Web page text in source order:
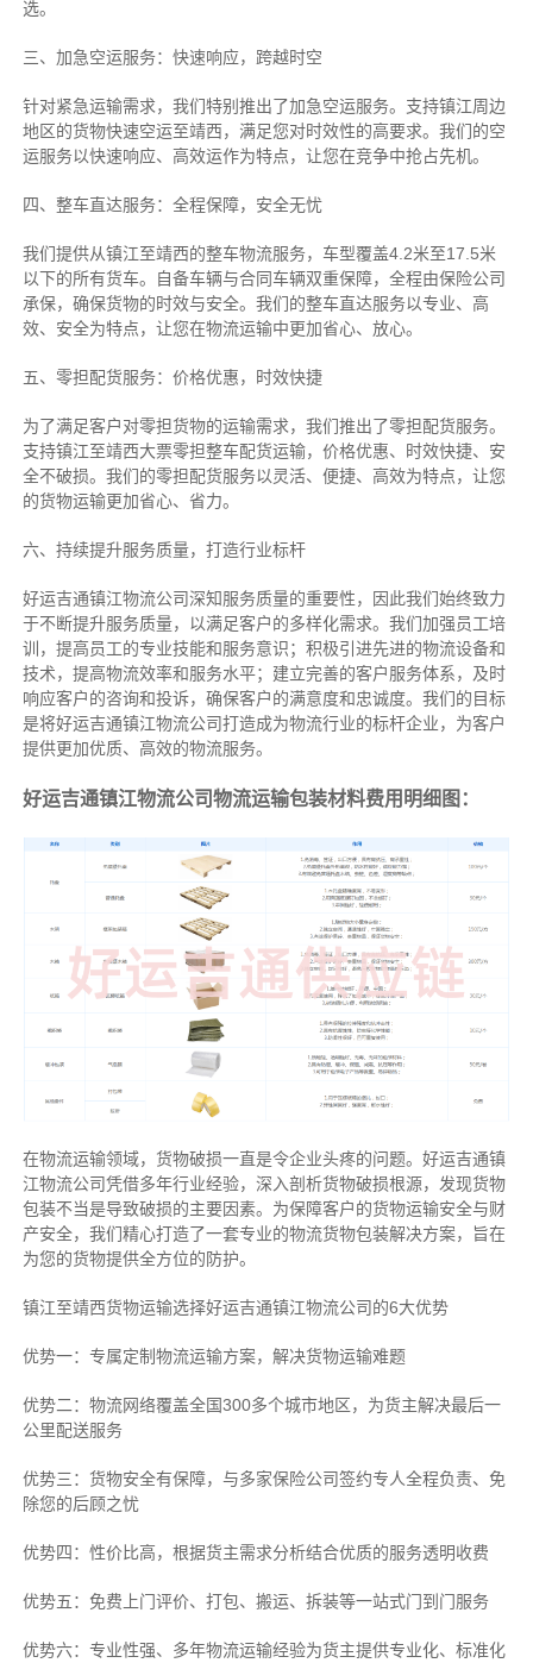
选。
三、加急空运服务：快速响应，跨越时空
针对紧急运输需求，我们特别推出了加急空运服务。支持镇江周边
地区的货物快速空运至靖西，满足您对时效性的高要求。我们的空
运服务以快速响应、高效运作为特点，让您在竞争中抢占先机。
四、整车直达服务：全程保障，安全无忧
我们提供从镇江至靖西的整车物流服务，车型覆盖4.2米至17.5米
以下的所有货车。自备车辆与合同车辆双重保障，全程由保险公司
承保，确保货物的时效与安全。我们的整车直达服务以专业、高
效、安全为特点，让您在物流运输中更加省心、放心。
五、零担配货服务：价格优惠，时效快捷
为了满足客户对零担货物的运输需求，我们推出了零担配货服务。
支持镇江至靖西大票零担整车配货运输，价格优惠、时效快捷、安
全不破损。我们的零担配货服务以灵活、便捷、高效为特点，让您
的货物运输更加省心、省力。
六、持续提升服务质量，打造行业标杆
好运吉通镇江物流公司深知服务质量的重要性，因此我们始终致力
于不断提升服务质量，以满足客户的多样化需求。我们加强员工培
训，提高员工的专业技能和服务意识；积极引进先进的物流设备和
技术，提高物流效率和服务水平；建立完善的客户服务体系，及时
响应客户的咨询和投诉，确保客户的满意度和忠诚度。我们的目标
是将好运吉通镇江物流公司打造成为物流行业的标杆企业，为客户
提供更加优质、高效的物流服务。
好运吉通镇江物流公司物流运输包装材料费用明细图：
在物流运输领域，货物破损一直是令企业头疼的问题。好运吉通镇
江物流公司凭借多年行业经验，深入剖析货物破损根源，发现货物
包装不当是导致破损的主要因素。为保障客户的货物运输安全与财
产安全，我们精心打造了一套专业的物流货物包装解决方案，旨在
为您的货物提供全方位的防护。
镇江至靖西货物运输选择好运吉通镇江物流公司的6大优势
优势一：专属定制物流运输方案，解决货物运输难题
优势二：物流网络覆盖全国300多个城市地区，为货主解决最后一
公里配送服务
优势三：货物安全有保障，与多家保险公司签约专人全程负责、免
除您的后顾之忧
优势四：性价比高，根据货主需求分析结合优质的服务透明收费
优势五：免费上门评价、打包、搬运、拆装等一站式门到门服务
优势六：专业性强、多年物流运输经验为货主提供专业化、标准化